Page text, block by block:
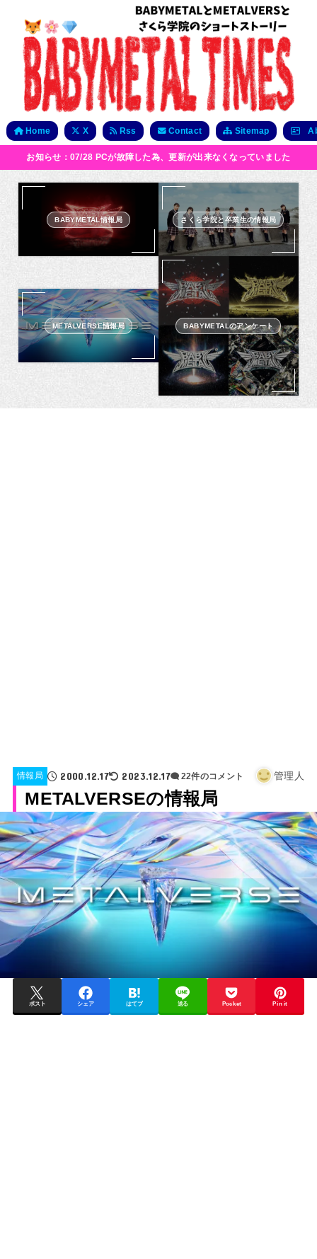
Home X Rss Contact Sitemap
お知らせ：07/28 PCが故障した為、更新が出来なくなっていました
BABYMETAL情報局 さくら学院と卒業生の情報局
METALVERSE情報局 BABYMETALのアンケート
情報局 2000.12.17 2023.12.17 22件のコメント 管理人
METALVERSEの情報局
ポスト シェア はてブ 送る Pocket Pin it